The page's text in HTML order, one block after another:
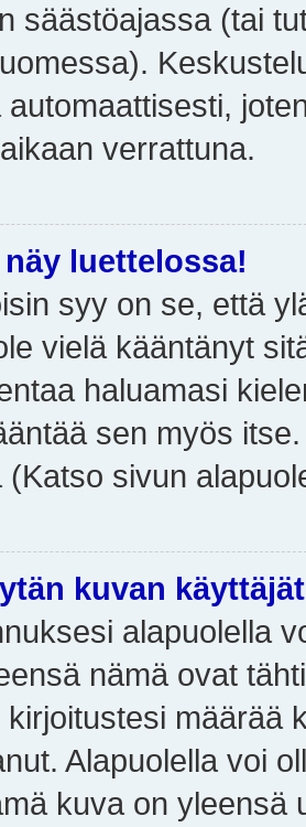
säästöajassa (tai
verrattuna.
luettelossa!
syy on se, että
vielä kääntänyt
haluamasi
sen myös
(Katso sivun
kuvan
alapuolella
nämä ovat
kirjoitustesi määrää
Alapuolella voi
kuva on yleensä